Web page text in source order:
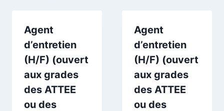
Agent
d’entretien
(H/F) (ouvert
aux grades
des ATTEE
ou des
Agent
d’entretien
(H/F) (ouvert
aux grades
des ATTEE
ou des